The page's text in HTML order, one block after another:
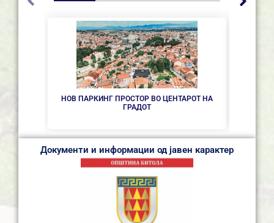
НОВ ПАРКИНГ ПРОСТОР ВО ЦЕНТАРОТ НА
ГРАДОТ
Документи и информации од јавен карактер